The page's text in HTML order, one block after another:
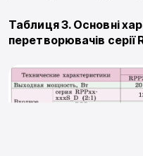
Таблиця 3. Основні
перетворювачів серії